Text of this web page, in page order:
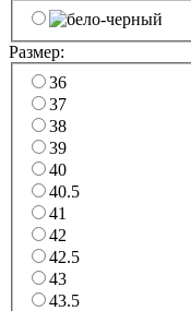
Размер:
36
37
38
39
40
40.5
41
42
42.5
43
43.5